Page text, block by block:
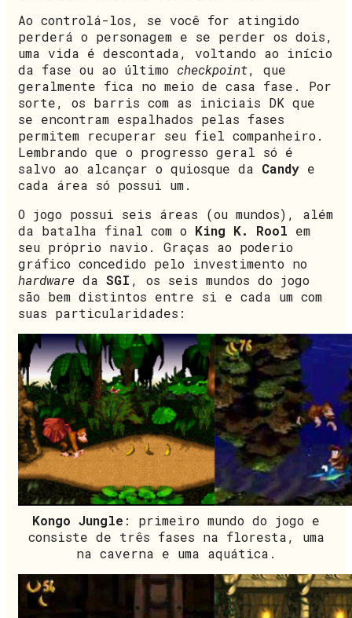
Ao controlá-los, se você for atingido
perderá o personagem e se perder os dois,
uma vida é descontada, voltando ao início
da fase ou ao último checkpoint, que
geralmente fica no meio de casa fase. Por
sorte, os barris com as iniciais DK que
se encontram espalhados pelas fases
permitem recuperar seu fiel companheiro.
Lembrando que o progresso geral só é
salvo ao alcançar o quiosque da Candy e
cada área só possui um.
O jogo possui seis áreas (ou mundos), além
da batalha final com o King K. Rool em
seu próprio navio. Graças ao poderio
gráfico concedido pelo investimento no
hardware da SGI , os seis mundos do jogo
são bem distintos entre si e cada um com
suas particularidades:
Kongo Jungle : primeiro mundo do jogo e
consiste de três fases na floresta, uma
na caverna e uma aquática.